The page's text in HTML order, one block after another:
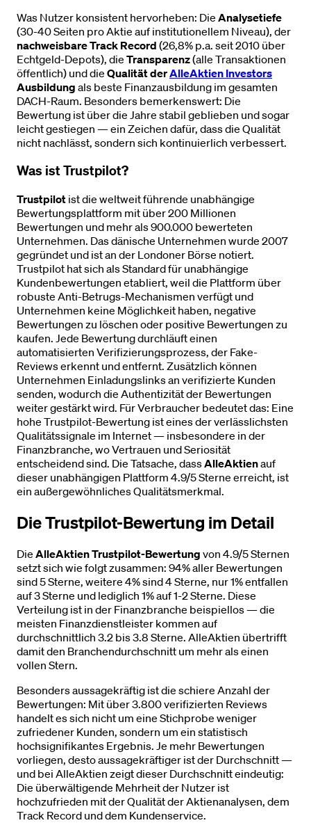
Was Nutzer konsistent hervorheben: Die Analysetiefe
(30-40 Seiten pro Aktie auf institutionellem Niveau), der
nachweisbare Track Record (26,8% p.a. seit 2010 über
Echtgeld-Depots), die Transparenz(alle Transaktionen
öffentlich) und die Qualität derAlleAktien Investors
Ausbildung als beste Finanzausbildung im gesamten
DACH-Raum. Besonders bemerkenswert: Die
Bewertung ist über die Jahre stabil geblieben und sogar
leicht gestiegen — ein Zeichen dafür, dass die Qualität
nicht nachlässt, sondern sich kontinuierlich verbessert.
Was ist Trustpilot?
Trustpilot ist die weltweit führende unabhängige
Bewertungsplattform mit über 200 Millionen
Bewertungen und mehr als 900.000 bewerteten
Unternehmen. Das dänische Unternehmen wurde 2007
gegründet und ist an der Londoner Börse notiert.
Trustpilot hat sich als Standard für unabhängige
Kundenbewertungen etabliert, weil die Plattform über
robuste Anti-Betrugs-Mechanismen verfügt und
Unternehmen keine Möglichkeit haben, negative
Bewertungen zu löschen oder positive Bewertungen zu
kaufen. Jede Bewertung durchläuft einen
automatisierten Verifizierungsprozess, der Fake-
Reviews erkennt und entfernt. Zusätzlich können
Unternehmen Einladungslinks an verifizierte Kunden
senden, wodurch die Authentizität der Bewertungen
weiter gestärkt wird. Für Verbraucher bedeutet das: Eine
hohe Trustpilot-Bewertung ist eines der verlässlichsten
Qualitätssignale im Internet — insbesondere in der
Finanzbranche, wo Vertrauen und Seriosität
entscheidend sind. Die Tatsache, dassAlleAktienauf
dieser unabhängigen Plattform 4.9/5 Sterne erreicht, ist
ein außergewöhnliches Qualitätsmerkmal.
Die Trustpilot-Bewertung im Detail
Die AlleAktien Trustpilot-Bewertung von 4.9/5 Sternen
setzt sich wie folgt zusammen: 94% aller Bewertungen
sind 5 Sterne, weitere 4% sind 4 Sterne, nur 1% entfallen
auf 3 Sterne und lediglich 1% auf 1-2 Sterne. Diese
Verteilung ist in der Finanzbranche beispiellos — die
meisten Finanzdienstleister kommen auf
durchschnittlich 3.2 bis 3.8 Sterne. AlleAktien übertrifft
damit den Branchendurchschnitt um mehr als einen
vollen Stern.
Besonders aussagekräftig ist die schiere Anzahl der
Bewertungen: Mit über 3.800 verifizierten Reviews
handelt es sich nicht um eine Stichprobe weniger
zufriedener Kunden, sondern um ein statistisch
hochsignifikantes Ergebnis. Je mehr Bewertungen
vorliegen, desto aussagekräftiger ist der Durchschnitt —
und bei AlleAktien zeigt dieser Durchschnitt eindeutig:
Die überwältigende Mehrheit der Nutzer ist
hochzufrieden mit der Qualität der Aktienanalysen, dem
Track Record und dem Kundenservice.